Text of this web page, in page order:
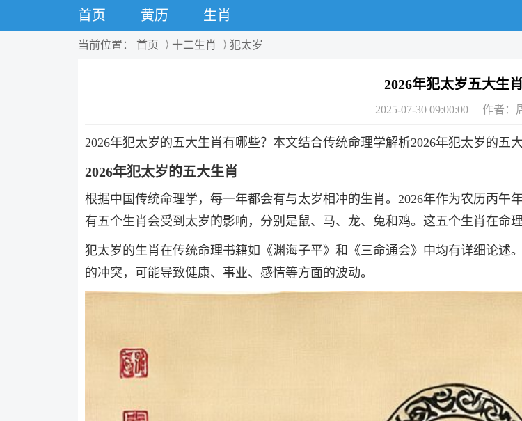
首页 黄历 生肖
当前位置： 首页 十二生肖 犯太岁
2026年犯太岁五大生
2025-07-30 09:00:00 作者：
2026年犯太岁的五大生肖有哪些？本文结合传统命理学解析2026年犯太岁的五
2026年犯太岁的五大生肖
根据中国传统命理学，每一年都会有与太岁相冲的生肖。2026年作为农历丙
有五个生肖会受到太岁的影响，分别是鼠、马、龙、兔和鸡。这五个生肖在命
犯太岁的生肖在传统命理书籍如《渊海子平》和《三命通会》中均有详细论述
的冲突，可能导致健康、事业、感情等方面的波动。